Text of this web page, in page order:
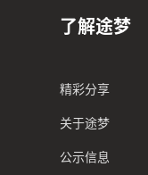
了解途梦
精彩分享
关于途梦
公示信息